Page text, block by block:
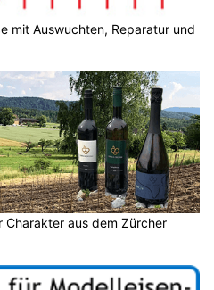
mit Auswuchten, Reparatur und
Charakter aus dem Zürcher